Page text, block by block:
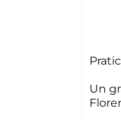
Un